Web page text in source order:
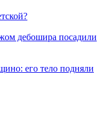
дебошира посадили
его тело подняли